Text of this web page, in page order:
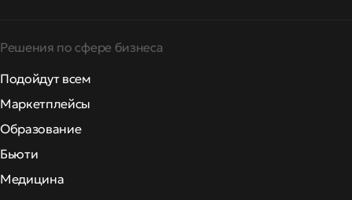
Решения по сфере бизнеса
Подойдут всем
Маркетплейсы
Образование
Бьюти
Медицина